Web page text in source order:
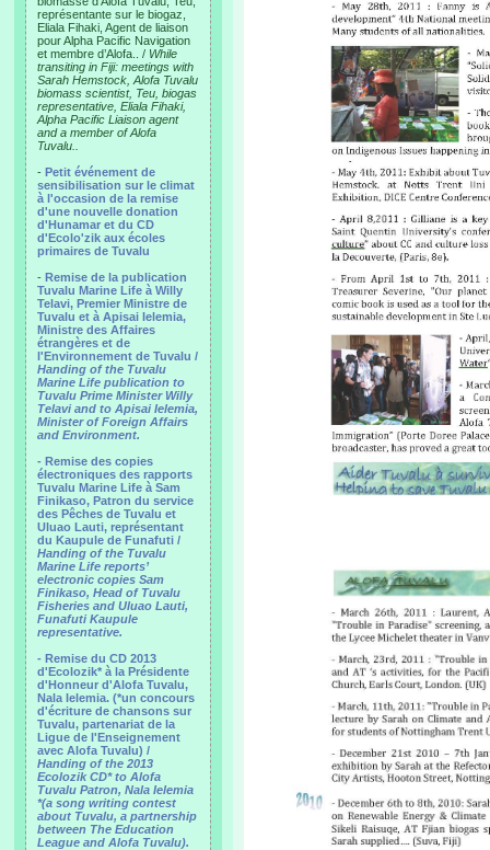
représentante sur le biogaz,
Eliala Fihaki, Agent de liaison
pour Alpha Pacific Navigation
et membre d’Alofa.. / While
transiting in Fiji: meetings with
Sarah Hemstock, Alofa Tuvalu
biomass scientist, Teu, biogas
representative, Eliala Fihaki,
Alpha Pacific Liaison agent
and a member of Alofa
Tuvalu..
- Petit événement de
sensibilisation sur le climat
à l'occasion de la remise
d'une nouvelle donation
d'Hunamar et du CD
d'Ecolo'zik aux écoles
primaires de Tuvalu
- Remise de la publication
Tuvalu Marine Life à Willy
Telavi, Premier Ministre de
Tuvalu et à Apisai Ielemia,
Ministre des Affaires
étrangères et de
l'Environnement de Tuvalu /
Handing of the Tuvalu
Marine Life publication to
Tuvalu Prime Minister Willy
Telavi and to Apisai Ielemia,
Minister of Foreign Affairs
and Environment.
- Remise des copies
électroniques des rapports
Tuvalu Marine Life à Sam
Finikaso, Patron du service
des Pêches de Tuvalu et
Uluao Lauti, représentant
du Kaupule de Funafuti /
Handing of the Tuvalu
Marine Life reports’
electronic copies Sam
Finikaso, Head of Tuvalu
Fisheries and Uluao Lauti,
Funafuti Kaupule
representative.
- Remise du CD 2013
d'Ecolozik* à la Présidente
d'Honneur d'Alofa Tuvalu,
Nala Ielemia. (*un concours
d'écriture de chansons sur
Tuvalu, partenariat de la
Ligue de l'Enseignement
avec Alofa Tuvalu) /
Handing of the 2013
Ecolozik CD* to Alofa
Tuvalu Patron, Nala Ielemia
*(a song writing contest
about Tuvalu, a partnership
between The Education
League and Alofa Tuvalu).